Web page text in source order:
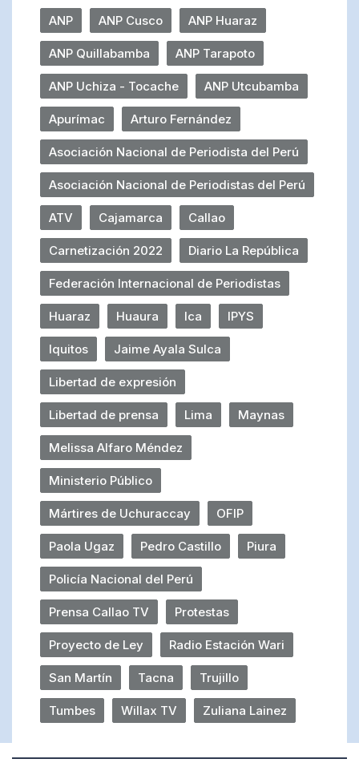
ANP ANP Cusco ANP Huaraz
ANP Quillabamba ANP Tarapoto
ANP Uchiza - Tocache ANP Utcubamba
Apurímac Arturo Fernández
Asociación Nacional de Periodista del Perú
Asociación Nacional de Periodistas del Perú
ATV Cajamarca Callao
Carnetización 2022 Diario La República
Federación Internacional de Periodistas
Huaraz Huaura Ica IPYS
Iquitos Jaime Ayala Sulca
Libertad de expresión
Libertad de prensa Lima Maynas
Melissa Alfaro Méndez
Ministerio Público
Mártires de Uchuraccay OFIP
Paola Ugaz Pedro Castillo Piura
Policía Nacional del Perú
Prensa Callao TV Protestas
Proyecto de Ley Radio Estación Wari
San Martín Tacna Trujillo
Tumbes Willax TV Zuliana Lainez